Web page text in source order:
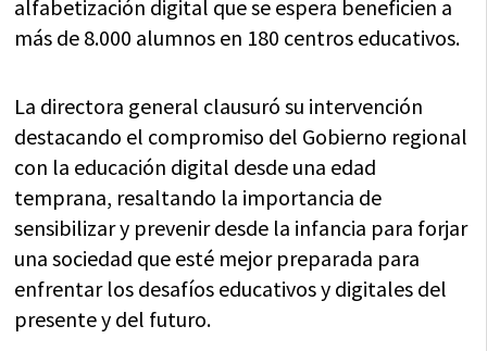
alfabetización digital que se espera beneficien a
más de 8.000 alumnos en 180 centros educativos.
La directora general clausuró su intervención
destacando el compromiso del Gobierno regional
con la educación digital desde una edad
temprana, resaltando la importancia de
sensibilizar y prevenir desde la infancia para forjar
una sociedad que esté mejor preparada para
enfrentar los desafíos educativos y digitales del
presente y del futuro.